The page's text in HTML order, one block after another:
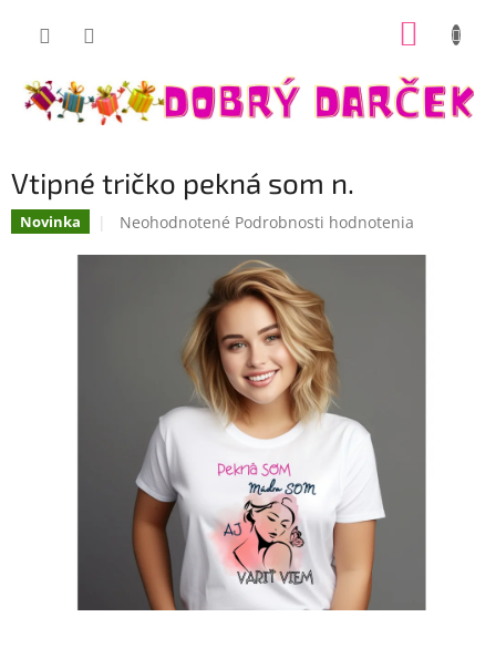
Vtipné tričko pekná som n.
Novinka
Priemerné
hviezdičiek.
Neohodnotené Podrobnosti hodnotenia
Dobrý darček